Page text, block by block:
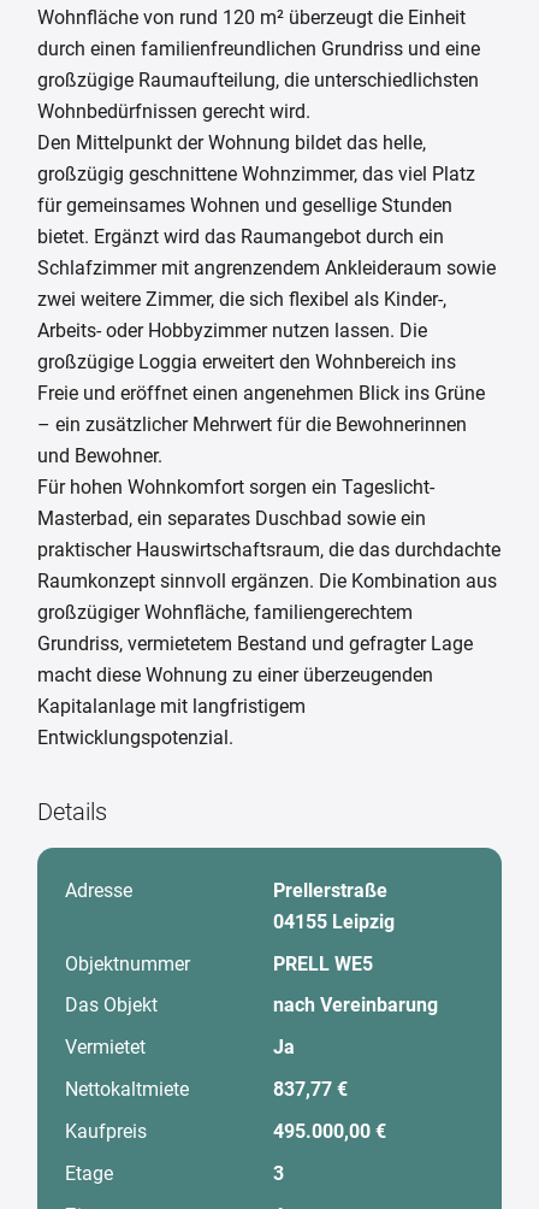
Wohnfläche von rund 120 m² überzeugt die Einheit
durch einen familienfreundlichen Grundriss und eine
großzügige Raumaufteilung, die unterschiedlichsten
Wohnbedürfnissen gerecht wird.
Den Mittelpunkt der Wohnung bildet das helle,
großzügig geschnittene Wohnzimmer, das viel Platz
für gemeinsames Wohnen und gesellige Stunden
bietet. Ergänzt wird das Raumangebot durch ein
Schlafzimmer mit angrenzendem Ankleideraum sowie
zwei weitere Zimmer, die sich flexibel als Kinder-,
Arbeits- oder Hobbyzimmer nutzen lassen. Die
großzügige Loggia erweitert den Wohnbereich ins
Freie und eröffnet einen angenehmen Blick ins Grüne
– ein zusätzlicher Mehrwert für die Bewohnerinnen
und Bewohner.
Für hohen Wohnkomfort sorgen ein Tageslicht-
Masterbad, ein separates Duschbad sowie ein
praktischer Hauswirtschaftsraum, die das durchdachte
Raumkonzept sinnvoll ergänzen. Die Kombination aus
großzügiger Wohnfläche, familiengerechtem
Grundriss, vermietetem Bestand und gefragter Lage
macht diese Wohnung zu einer überzeugenden
Kapitalanlage mit langfristigem
Entwicklungspotenzial.
Details
Adresse
Prellerstraße
04155 Leipzig
Objektnummer
PRELL WE5
Das Objekt
nach Vereinbarung
Vermietet
Ja
Nettokaltmiete
837,77 €
Kaufpreis
495.000,00 €
Etage
3